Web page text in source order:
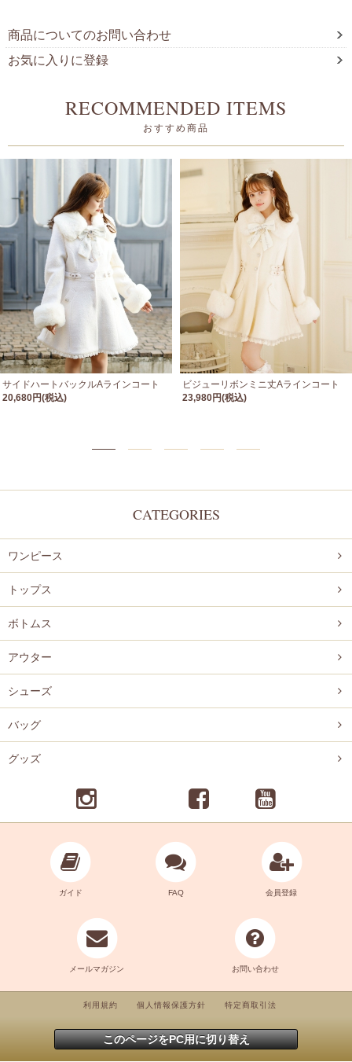
商品についてのお問い合わせ
お気に入りに登録
RECOMMENDED ITEMS
おすすめ商品
サイドハートバックルAラインコート
20,680円(税込)
ビジューリボンミニ丈Aラインコート
23,980円(税込)
CATEGORIES
ワンピース
トップス
ボトムス
アウター
シューズ
バッグ
グッズ
ガイド FAQ 会員登録
メールマガジン お問い合わせ
利用規約 個人情報保護方針 特定商取引法
このページをPC用に切り替え